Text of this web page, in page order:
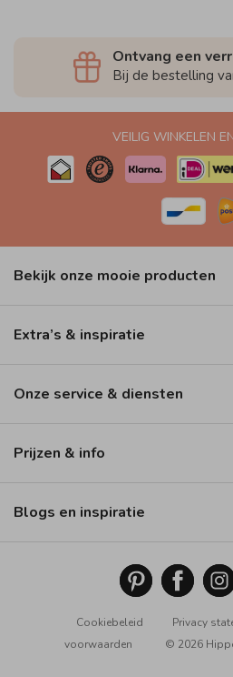
Ontvang een
Bij de bestelling
VEILIG WINKELEN
Bekijk onze mooie producten
Extra’s & inspiratie
Onze service & diensten
Prijzen & info
Blogs en inspiratie
Cookiebeleid Privacy
voorwaarden
© 2026